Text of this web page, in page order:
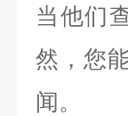
当他们
然，您
闻。